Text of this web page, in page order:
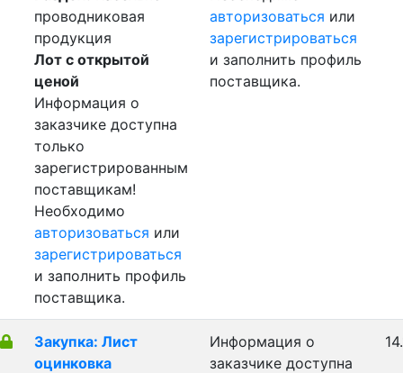
проводниковая
продукция
Лот с открытой
ценой
Информация о
заказчике доступна
только
зарегистрированным
поставщикам!
Необходимо
авторизоваться или
зарегистрироваться
и заполнить профиль
поставщика.
авторизоваться или
зарегистрироваться
и заполнить профиль
поставщика.
Закупка: Лист
оцинковка
Информация о
заказчике доступна